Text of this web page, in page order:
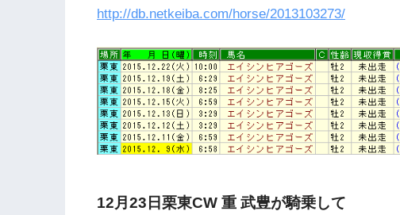
http://db.netkeiba.com/horse/2013103273/
12月23日栗東CW 重 武豊が騎乗して